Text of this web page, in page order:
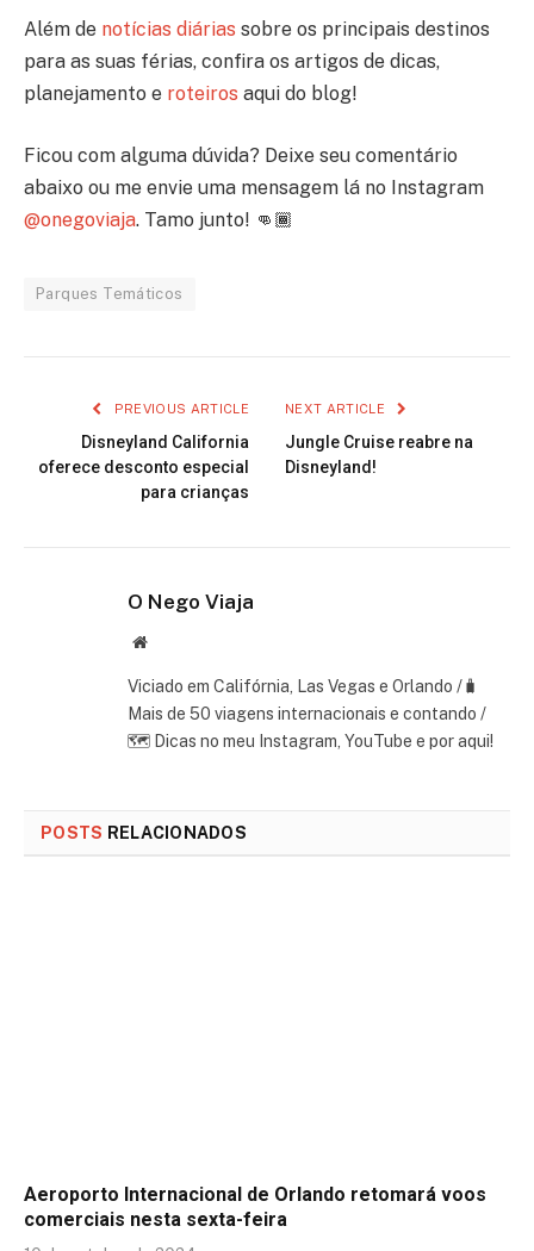
Além de notícias diárias sobre os principais destinos
para as suas férias, confira os artigos de dicas,
planejamento e roteiros aqui do blog!
Ficou com alguma dúvida? Deixe seu comentário
abaixo ou me envie uma mensagem lá no Instagram
@onegoviaja. Tamo junto! 👊🏾
Parques Temáticos
PREVIOUS ARTICLE
Disneyland California
oferece desconto especial
para crianças
NEXT ARTICLE
Jungle Cruise reabre na
Disneyland!
O Nego Viaja
Website
Viciado em Califórnia, Las Vegas e Orlando /🧳
Mais de 50 viagens internacionais e contando /
🗺 Dicas no meu Instagram, YouTube e por aqui!
POSTS RELACIONADOS
Aeroporto Internacional de Orlando retomará voos
comerciais nesta sexta-feira